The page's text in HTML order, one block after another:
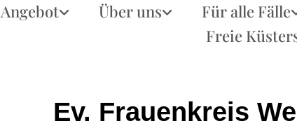
Angebot Über uns Für alle Fälle
Freie
Ev. Frauenkreis